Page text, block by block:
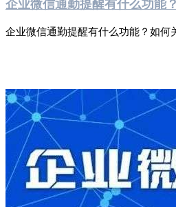
企业微信通勤提醒有什么功能？如何